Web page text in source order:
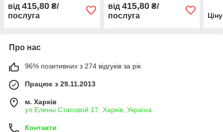
від 415,80 ₴/
послуга
від 415,80₴/
послуга
Про нас
96% позитивних з 274 відгуків за рік
Працює з 29.11.2013
м. Харків
ул.Елены Стасовой 17, Харків, Україна
Контакти